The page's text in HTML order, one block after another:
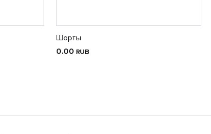
Шорты
0.00 RUB